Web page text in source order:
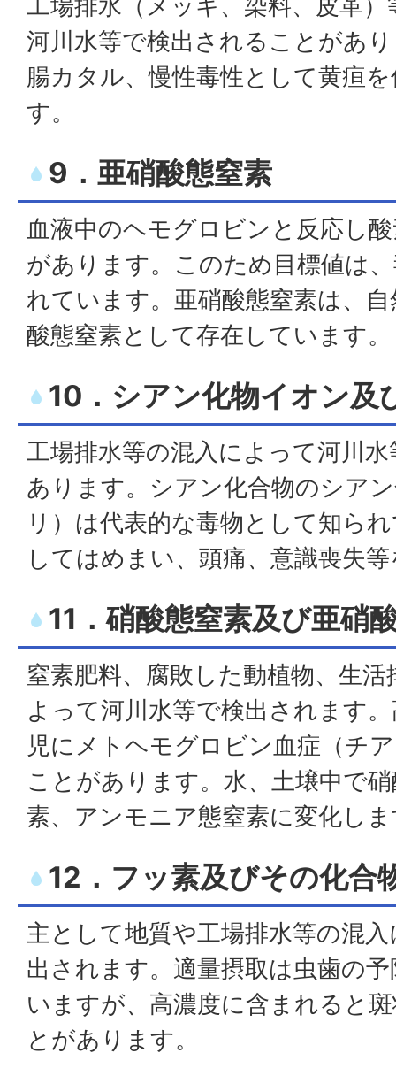
河川水等で検出されることがあ
腸カタル、慢性毒性として黄疸
す。
9．亜硝酸態窒素
血液中のヘモグロビンと反応し
があります。このため目標値は
れています。亜硝酸態窒素は、
酸態窒素として存在しています。
10．シアン化物イオン及
工場排水等の混入によって河川
あります。シアン化合物のシア
リ）は代表的な毒物として知ら
してはめまい、頭痛、意識喪失
11．硝酸態窒素及び亜硝
窒素肥料、腐敗した動植物、生
よって河川水等で検出されます
児にメトヘモグロビン血症（チ
ことがあります。水、土壌中で
素、アンモニア態窒素に変化し
12．フッ素及びその化合
主として地質や工場排水等の混
出されます。適量摂取は虫歯の
いますが、高濃度に含まれると
とがあります。